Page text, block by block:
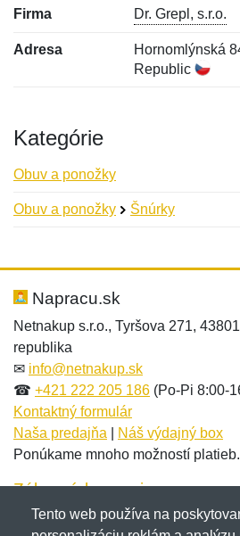
Firma Dr. Grepl, s.r.o.
Adresa
Hornomlýnská
Republic
Kategórie
Obuv a ponožky
Obuv a ponožky Šnúrky
Hodnotenie:
Meno:*
E-mail:
Meno:
E-mail:*
Správa*
Napracu.sk
Netnakup s.r.o., Tyršova 271,
republika
✉ info@netnakup.sk
☎ +421 222 205 186 (Po-Pi 8:00-
Kontaktný formulár
Naša predajňa
Náš výdajný box
Ponúkame mnoho možností platieb.
Zákaznícky servis
Novinky emailom
Tento web používa na